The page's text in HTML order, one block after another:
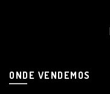
ONDE VENDEMOS